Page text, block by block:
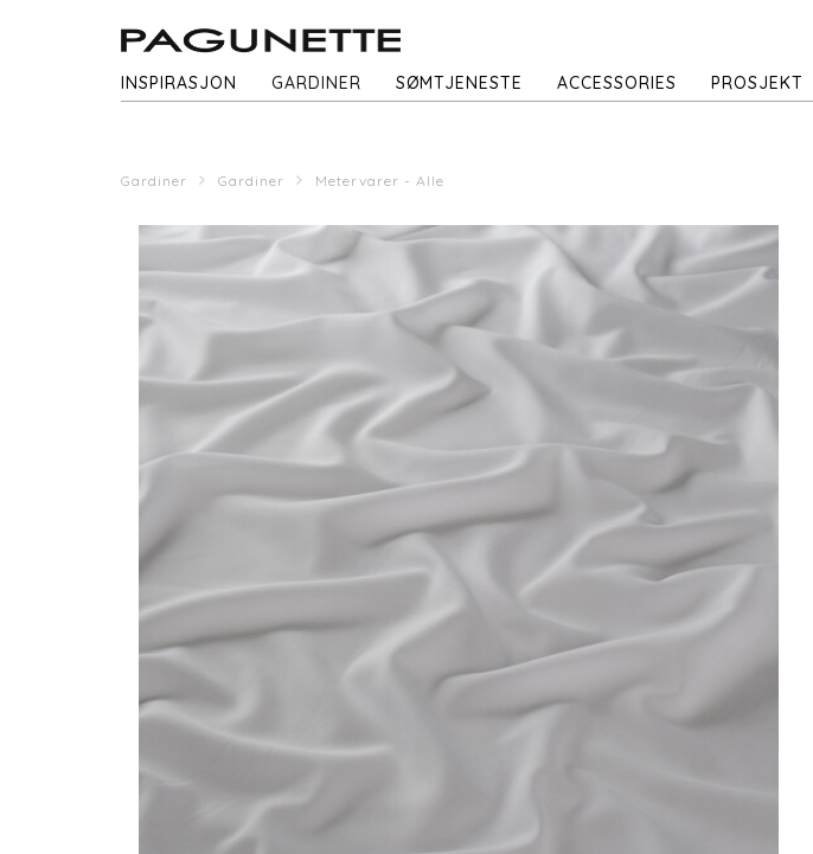
INSPIRASJON GARDINER SØMTJENESTE ACCESSORIES PROSJEKT
Gardiner Gardiner Metervarer - Alle